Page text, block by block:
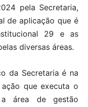
pela Secretaria,
de aplicação que é
29 e as
diversas áreas.
da Secretaria é na
que executa o
área de gestão